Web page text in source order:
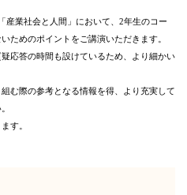
産業社会と人間」において、 2年生のコー
ためのポイントをご講演いただきます。
応答の時間も設けているため、より細かい
む際の参考となる情報を得、より充実して
す。